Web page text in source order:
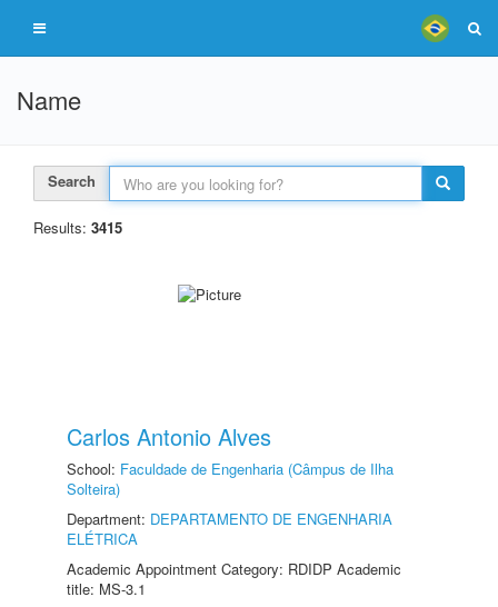
Name
Search
Results: 3415
Carlos Antonio Alves
School: Faculdade de Engenharia (Câmpus de Ilha
Solteira)
Department: DEPARTAMENTO DE ENGENHARIA
ELÉTRICA
Academic Appointment Category: RDIDP Academic
title: MS-3.1